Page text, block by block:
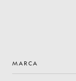
MARCA